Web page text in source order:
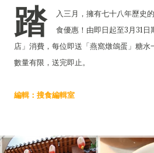
踏
入三月，擁有七十八年歷史
食優惠！由即日起至3月31
店」消費，每位即送「燕窩燉鴿蛋」糖
數量有限，送完即止。
編輯：搜食編輯室